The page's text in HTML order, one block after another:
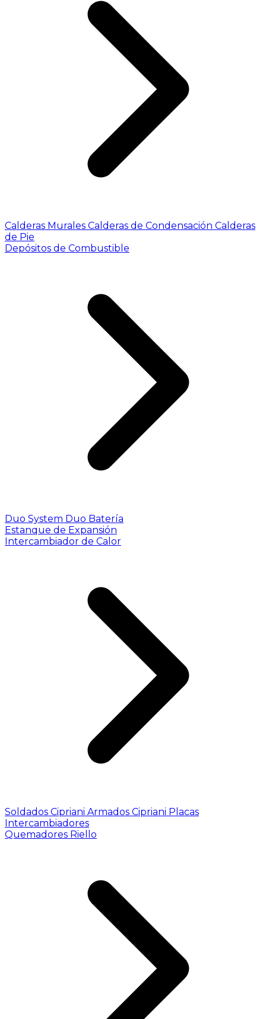
Calderas Murales Calderas de Condensación Calderas
de Pie
Depósitos de Combustible
Duo System Duo Batería
Estanque de Expansión
Intercambiador de Calor
Soldados Cipriani Armados Cipriani Placas
Intercambiadores
Quemadores Riello